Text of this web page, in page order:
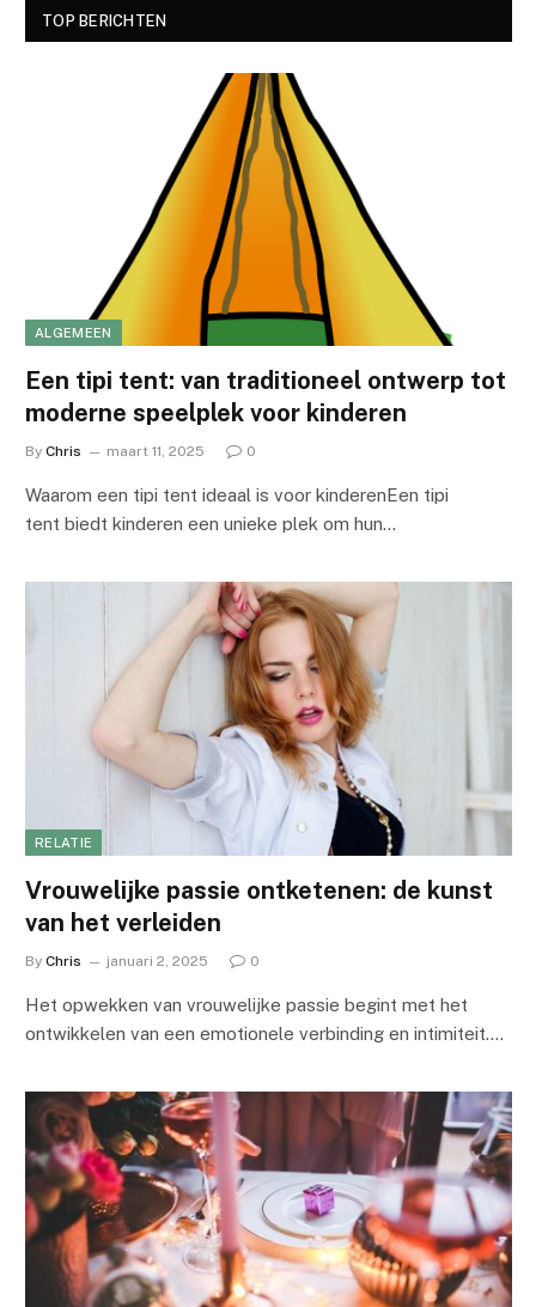
TOP BERICHTEN
ALGEMEEN
Een tipi tent: van traditioneel ontwerp tot
moderne speelplek voor kinderen
By Chris maart 11, 2025 0
Waarom een tipi tent ideaal is voor kinderenEen tipi
tent biedt kinderen een unieke plek om hun…
RELATIE
Vrouwelijke passie ontketenen: de kunst
van het verleiden
By Chris januari 2, 2025 0
Het opwekken van vrouwelijke passie begint met het
ontwikkelen van een emotionele verbinding en intimiteit.…